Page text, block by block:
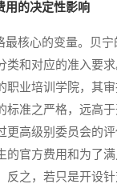
用的决定性影响
核心的变量。贝宁
类和对应的准入要
职业培训学院，其
标准之严格，远高
更高级别委员会的
的官方费用和为了
反之，若只是开设